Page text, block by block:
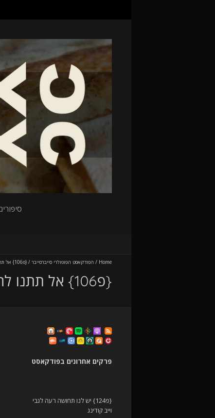
Home
/ הפודקאסט הפופולרי סייברסייבר / {פ106} אל תתנו להם חוקים! חוק הסייבר דורש חשיבה מחודשת
{פ106} אל תתנו להם חוקים! חוק הסייבר דורש חשיבה מחודשת
פרקים אחרונים בפודקאסט
{פ124} יש לנו תחושה רעה לגבי
וייב קודינג